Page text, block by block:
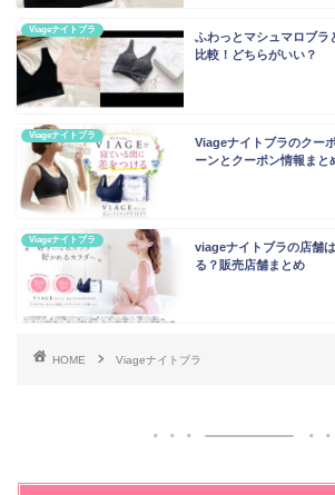
Viageナイトブラ
ふわっとマシュマロブ
比較！どちらがいい？
Viageナイトブラ
Viageナイトブラのクー
ーンとクーポン情報まと
Viageナイトブラ
viageナイトブラの店舗
る？販売店舗まとめ
HOME Viageナイトブラ